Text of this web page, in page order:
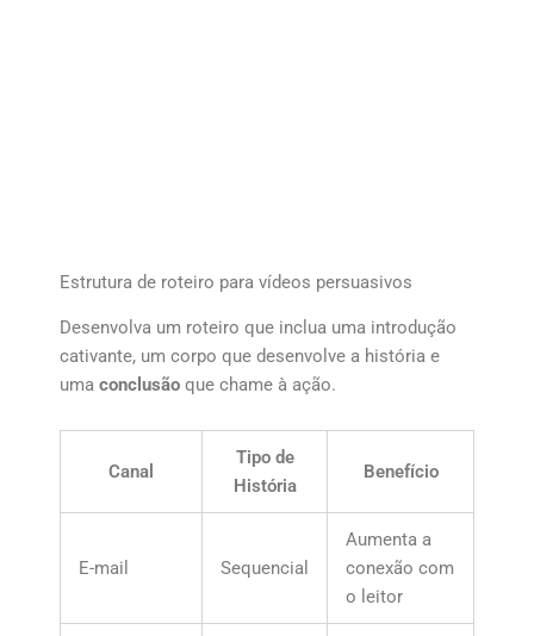
Estrutura de roteiro para vídeos persuasivos
Desenvolva um roteiro que inclua uma introdução
cativante, um corpo que desenvolve a história e
uma conclusão que chame à ação.
Canal
Tipo de
História
Benefício
E-mail Sequencial
Aumenta a
conexão com
o leitor